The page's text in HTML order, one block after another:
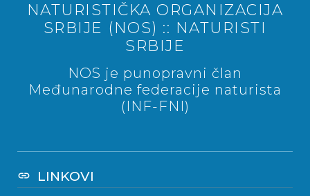
NATURISTIČKA ORGANIZACIJA
SRBIJE (NOS) :: NATURISTI
SRBIJE
NOS je punopravni član
Međunarodne federacije naturista
(INF-FNI)
link LINKOVI